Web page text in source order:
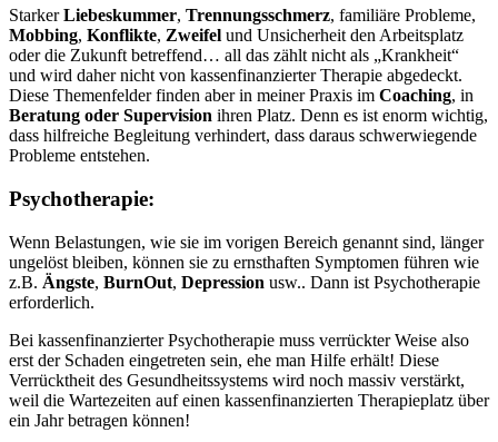
StarkerLiebeskummer, Trennungsschmerz, familiäre Probleme,
Mobbing, Konflikte, Zweifel und Unsicherheit den Arbeitsplatz
oder die Zukunft betreffend… all das zählt nicht als „Krankheit“
und wird daher nicht von kassenfinanzierter Therapie abgedeckt.
Diese Themenfelder finden aber in meiner Praxis im Coaching, in
Beratung oder Supervision ihren Platz. Denn es ist enorm wichtig,
dass hilfreiche Begleitung verhindert, dass daraus schwerwiegende
Probleme entstehen.
Psychotherapie:
Wenn Belastungen, wie sie im vorigen Bereich genannt sind, länger
ungelöst bleiben, können sie zu ernsthaften Symptomen führen wie
z.B. Ängste, BurnOut, Depression usw.. Dann ist Psychotherapie
erforderlich.
Bei kassenfinanzierter Psychotherapie muss verrückter Weise also
erst der Schaden eingetreten sein, ehe man Hilfe erhält! Diese
Verrücktheit des Gesundheitssystems wird noch massiv verstärkt,
weil die Wartezeiten auf einen kassenfinanzierten Therapieplatz über
ein Jahr betragen können!